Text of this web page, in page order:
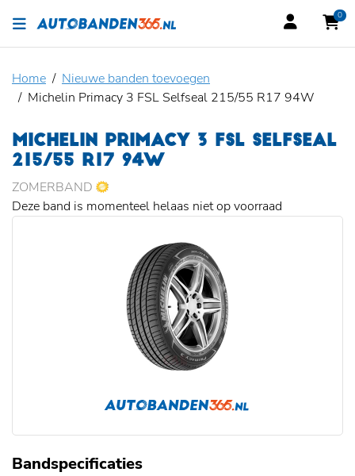
0
Home
Nieuwe banden toevoegen
Michelin Primacy 3 FSL Selfseal 215/55 R17 94W
MICHELIN PRIMACY 3 FSL SELFSEAL
215/55 R17 94W
ZOMERBAND
Deze band is momenteel helaas niet op voorraad
Bandspecificaties